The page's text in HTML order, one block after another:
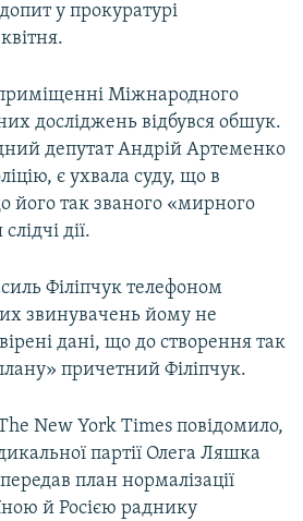
у прокуратурі
приміщенні Міжнародного
досліджень відбувся обшук.
депутат Андрій Артеменко
є ухвала суду, що в
його так званого «мирного
дії.
Філіпчук телефоном
звинувачень йому не
дані, що до створення так
причетний Філіпчук.
New York Times повідомило,
партії Олега Ляшка
план нормалізації
й Росією раднику